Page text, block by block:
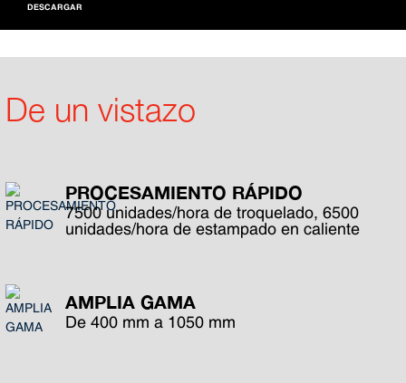
DESCARGAR
De un vistazo
PROCESAMIENTO RÁPIDO
7500 unidades/hora de troquelado, 6500
unidades/hora de estampado en caliente
AMPLIA GAMA
De 400 mm a 1050 mm